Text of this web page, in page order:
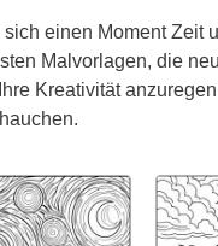
sich einen Moment Zeit
Malvorlagen, die
Kreativität